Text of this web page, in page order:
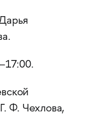
Ф. Чехлова,